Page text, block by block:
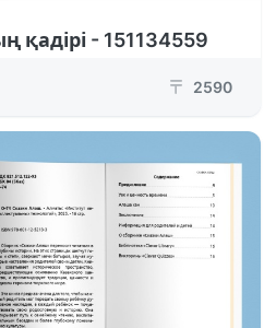
қадірі - 151134559
₸ 2590